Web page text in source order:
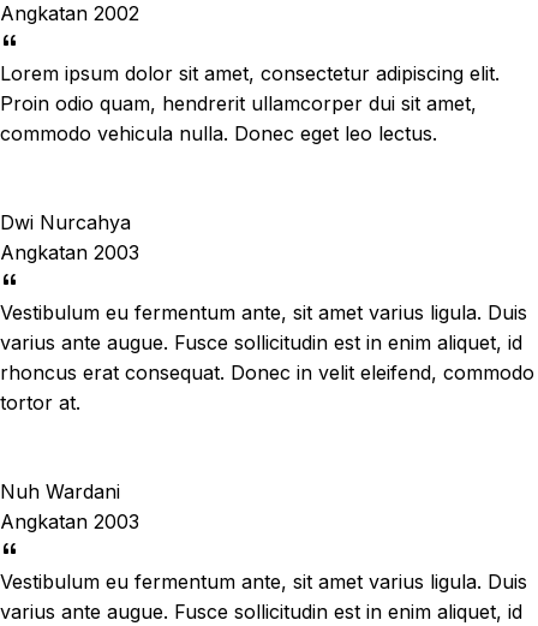
Angkatan 2002
Lorem ipsum dolor sit amet, consectetur adipiscing elit.
Proin odio quam, hendrerit ullamcorper dui sit amet,
commodo vehicula nulla. Donec eget leo lectus.
Dwi Nurcahya
Angkatan 2003
Vestibulum eu fermentum ante, sit amet varius ligula. Duis
varius ante augue. Fusce sollicitudin est in enim aliquet, id
rhoncus erat consequat. Donec in velit eleifend, commodo
tortor at.
Nuh Wardani
Angkatan 2003
Vestibulum eu fermentum ante, sit amet varius ligula. Duis
varius ante augue. Fusce sollicitudin est in enim aliquet, id